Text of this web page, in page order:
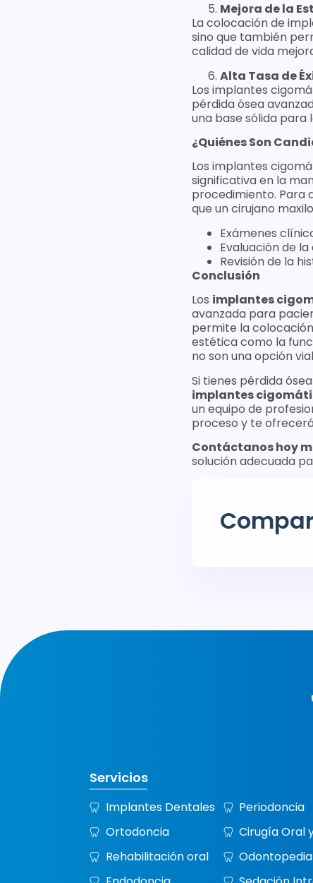
Mejora de la
La colocación de
sino que también
calidad de vida
Alta Tasa de
Los implantes
pérdida ósea
una base sólida para
¿Quiénes Son
Los implantes
significativa en la
procedimiento. Para
que un cirujano
Exámenes
Evaluación de
Revisión de la
Conclusión
Los implantes
avanzada para
permite la
estética como la
no son una opción
Si tienes pérdida
implantes
un equipo de
proceso y te
Contáctanos hoy
solución adecuada
Servicios
Implantes Dentales
Ortodoncia
Rehabilitación oral
Periodoncia
Cirugía Oral